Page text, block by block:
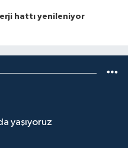
hattı yenileniyor
yaşıyoruz